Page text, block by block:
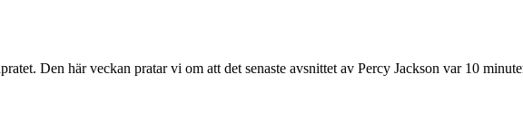
Den här veckan pratar vi om att det senaste avsnittet av Percy Jackson var 10